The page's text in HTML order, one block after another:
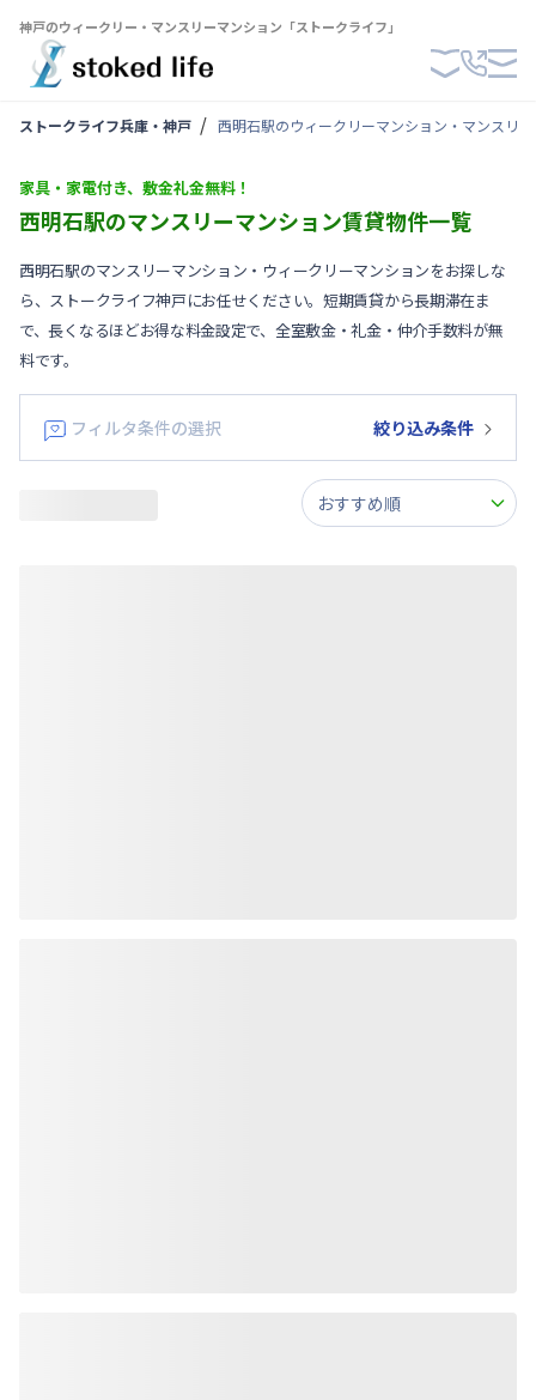
神戸のウィークリー・マンスリーマンション「ストークライフ」
ストークライフ兵庫・神戸 西明石駅のウィークリーマンション・マンスリ
家具・家電付き、敷金礼金無料！
西明石駅のマンスリーマンション賃貸物件一覧
西明石駅のマンスリーマンション・ウィークリーマンションをお探しな
ら、ストークライフ神戸にお任せください。短期賃貸から長期滞在ま
で、長くなるほどお得な料金設定で、全室敷金・礼金・仲介手数料が無
料です。
フィルタ条件の選択 絞り込み条件